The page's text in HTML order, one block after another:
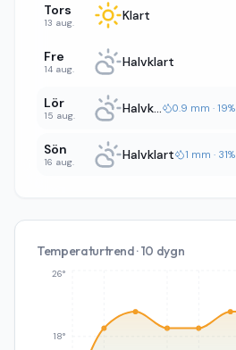
Tors
13 aug. Klart
Fre
14 aug. Halvklart
Lör
15 aug. Halvklart 0.9 mm · 19%
Sön
16 aug. Halvklart 1 mm · 31%
Temperaturtrend · 10 dygn
18°
26°